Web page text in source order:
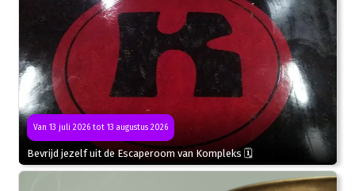
Van 13 juli 2026 tot 13 augustus 2026
Bevrijd jezelf uit de Escaperoom van Kompleks 🗓